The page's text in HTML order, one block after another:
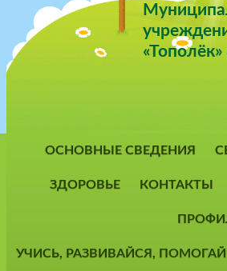
ОСНОВНЫЕ СВЕДЕНИЯ
ЗДОРОВЬЕ КОНТАКТЫ
УЧИСЬ, РАЗВИВАЙСЯ,